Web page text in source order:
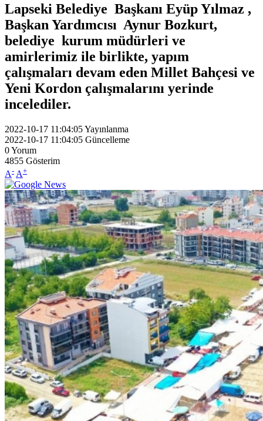
Lapseki Belediye Başkanı Eyüp Yılmaz ,
Başkan Yardımcısı Aynur Bozkurt,
belediye kurum müdürleri ve
amirlerimiz ile birlikte, yapım
çalışmaları devam eden Millet Bahçesi ve
Yeni Kordon çalışmalarını yerinde
incelediler.
2022-10-17 11:04:05Yayınlanma
2022-10-17 11:04:05 Güncelleme
0Yorum
4855 Gösterim
A- A+